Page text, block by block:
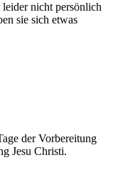
nicht persönlich
sie sich etwas
der Vorbereitung
Jesu Christi.